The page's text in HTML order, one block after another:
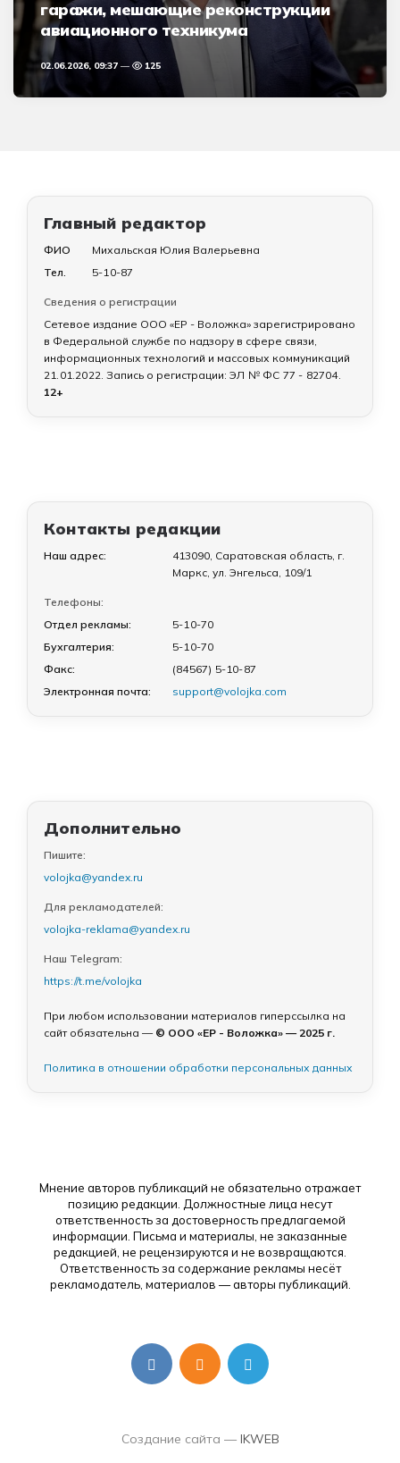
гаражи, мешающие реконструкции
авиационного техникума
02.06.2026, 09:37 125
Главный редактор
ФИО
Михальская Юлия Валерьевна
Тел.
5-10-87
Сведения о регистрации
Сетевое издание ООО «ЕР - Воложка» зарегистрировано
в Федеральной службе по надзору в сфере связи,
информационных технологий и массовых коммуникаций
21.01.2022. Запись о регистрации: ЭЛ № ФС 77 - 82704.
12+
Контакты редакции
Наш адрес:
413090, Саратовская область, г.
Маркс, ул. Энгельса, 109/1
Телефоны:
Отдел рекламы:
5-10-70
Бухгалтерия:
5-10-70
Факс:
(84567) 5-10-87
Электронная почта:
support@volojka.com
Дополнительно
Пишите:
volojka@yandex.ru
Для рекламодателей:
volojka-reklama@yandex.ru
Наш Telegram:
https://t.me/volojka
При любом использовании материалов гиперссылка на
сайт обязательна — © ООО «ЕР - Воложка» — 2025 г.
Политика в отношении обработки персональных данных
Мнение авторов публикаций не обязательно отражает
позицию редакции. Должностные лица несут
ответственность за достоверность предлагаемой
информации. Письма и материалы, не заказанные
редакцией, не рецензируются и не возвращаются.
Ответственность за содержание рекламы несёт
рекламодатель, материалов — авторы публикаций.
Создание сайта — IKWEB